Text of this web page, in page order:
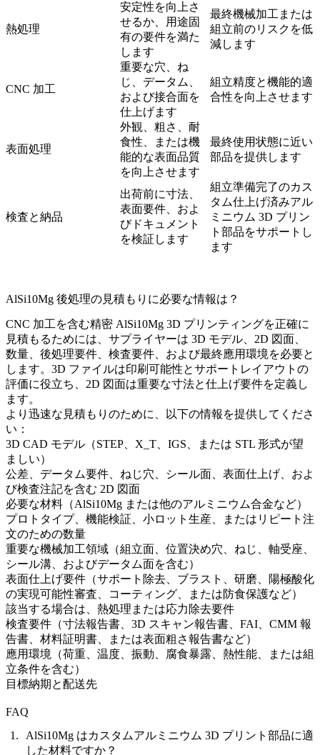
熱処理
安定性を向上さ
せるか、用途固
有の要件を満た
します
最終機械加工または
組立前のリスクを低
減します
CNC 加工
重要な穴、ね
じ、データム、
および接合面を
仕上げます
組立精度と機能的適
合性を向上させます
表面処理
外観、粗さ、耐
食性、または機
能的な表面品質
を向上させます
最終使用状態に近い
部品を提供します
検査と納品
出荷前に寸法、
表面要件、およ
びドキュメント
を検証します
組立準備完了のカス
タム仕上げ済みアル
ミニウム 3D プリン
ト部品をサポートし
ます
AlSi10Mg 後処理の見積もりに必要な情報は？
CNC 加工を含む精密 AlSi10Mg 3D プリンティングを正確に
見積もるためには、サプライヤーは 3D モデル、2D 図面、
数量、後処理要件、検査要件、および最終應用環境を必要と
します。3D ファイルは印刷可能性とサポートレイアウトの
評価に役立ち、2D 図面は重要な寸法と仕上げ要件を定義し
ます。
より迅速な見積もりのために、以下の情報を提供してくださ
い：
3D CAD モデル（STEP、X_T、IGS、または STL 形式が望
ましい）
公差、データム要件、ねじ穴、シール面、表面仕上げ、およ
び検査注記を含む 2D 図面
必要な材料（AlSi10Mg または他のアルミニウム合金など）
プロトタイプ、機能検証、小ロット生産、またはリピート注
文のための数量
重要な機械加工領域（組立面、位置決め穴、ねじ、軸受座、
シール溝、およびデータム面を含む）
表面仕上げ要件（サポート除去、ブラスト、研磨、陽極酸化
の実現可能性審査、コーティング、または防食保護など）
該当する場合は、熱処理または応力除去要件
検査要件（寸法報告書、3D スキャン報告書、FAI、CMM 報
告書、材料証明書、または表面粗さ報告書など）
應用環境（荷重、温度、振動、腐食暴露、熱性能、または組
立条件を含む）
目標納期と配送先
FAQ
AlSi10Mg はカスタムアルミニウム 3D プリント部品に適
した材料ですか？